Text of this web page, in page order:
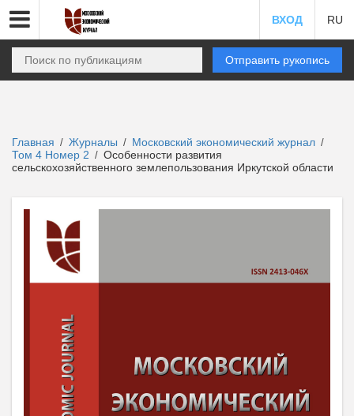
ВХОД RU
Отправить рукопись
Главная / Журналы / Московский экономический журнал /
Том 4 Номер 2 / Особенности развития
сельскохозяйственного землепользования Иркутской области